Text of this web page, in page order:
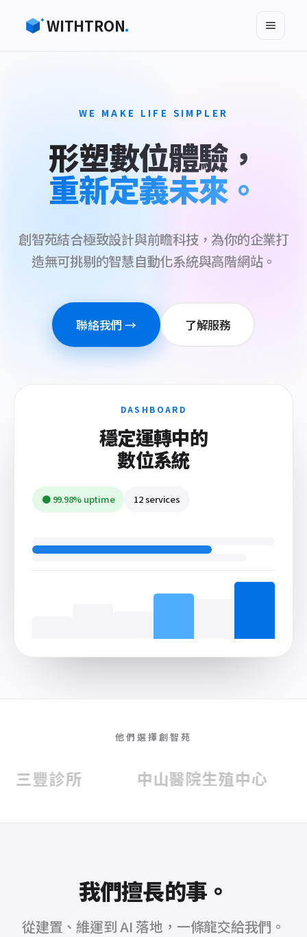
WITHTRON.
WE MAKE LIFE SIMPLER
形塑數位體驗，
重新定義未來。
創智苑結合極致設計與前瞻科技，為你的企業打
造無可挑剔的智慧自動化系統與高階網站。
聯絡我們 → 了解服務
DASHBOARD
穩定運轉中的
數位系統
● 99.98% uptime 12 services
他們選擇創智苑
診所 中山醫院生殖中心
我們擅長的事。
從建置、維運到 AI 落地，一條龍交給我們。